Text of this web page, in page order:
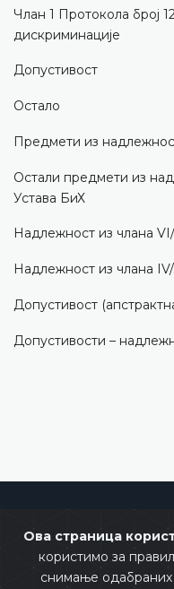
Ова страница
користимо за
снимање одабраних
Члан 1 Протокола број
дискриминације
Допустивост
Остало
Предмети из
Остали предмети из
Устава БиХ
Надлежност из члана
Надлежност из члана
Допустивост
Допустивости –